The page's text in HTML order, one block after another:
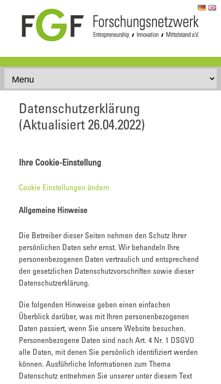
Skip to content
Datenschutzerklärung
(Aktualisiert 26.04.2022)
Ihre Cookie-Einstellung
Cookie Einstellungen ändern
Allgemeine Hinweise
Die Betreiber dieser Seiten nehmen den Schutz Ihrer
persönlichen Daten sehr ernst. Wir behandeln Ihre
personenbezogenen Daten vertraulich und entsprechend
den gesetzlichen Datenschutzvorschriften sowie dieser
Datenschutzerklärung.
Die folgenden Hinweise geben einen einfachen
Überblick darüber, was mit Ihren personenbezogenen
Daten passiert, wenn Sie unsere Website besuchen.
Personenbezogene Daten sind nach Art. 4 Nr. 1 DSGVO
alle Daten, mit denen Sie persönlich identifiziert werden
können. Ausführliche Informationen zum Thema
Datenschutz entnehmen Sie unserer unter diesem Text